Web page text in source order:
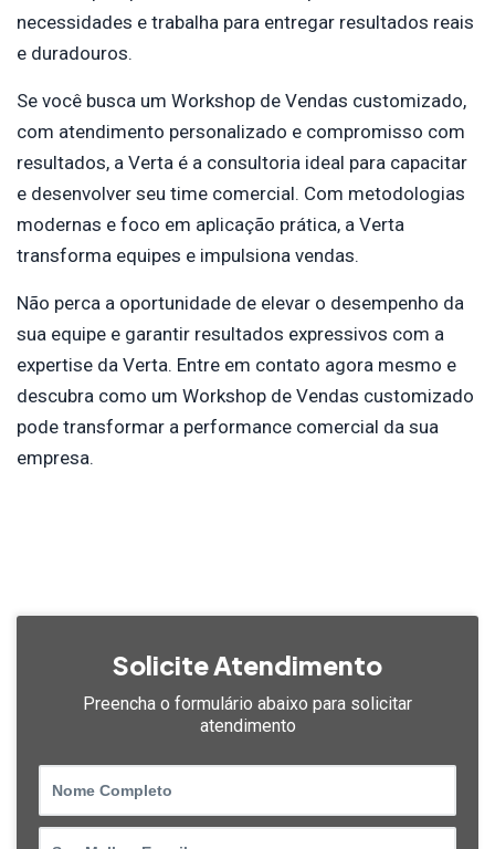
necessidades e trabalha para entregar resultados reais
e duradouros.
Se você busca um Workshop de Vendas customizado,
com atendimento personalizado e compromisso com
resultados, a Verta é a consultoria ideal para capacitar
e desenvolver seu time comercial. Com metodologias
modernas e foco em aplicação prática, a Verta
transforma equipes e impulsiona vendas.
Não perca a oportunidade de elevar o desempenho da
sua equipe e garantir resultados expressivos com a
expertise da Verta. Entre em contato agora mesmo e
descubra como um Workshop de Vendas customizado
pode transformar a performance comercial da sua
empresa.
Solicite Atendimento
Preencha o formulário abaixo para solicitar
atendimento